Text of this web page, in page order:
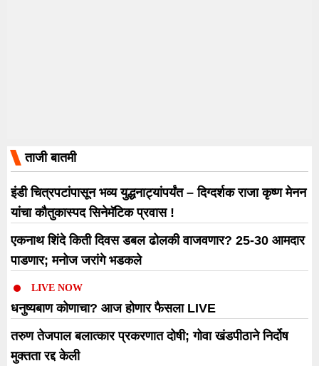
ताजी बातमी
इंडी चित्रपटांपासून भव्य युद्धनाट्यांपर्यंत – दिग्दर्शक राजा कृष्ण मेनन
यांचा कौतुकास्पद सिनेमॅटिक प्रवास !
एकनाथ शिंदे किती दिवस डबल ढोलकी वाजवणार? 25-30 आमदार
पाडणार; मनोज जरांगे भडकले
LIVE NOW
धनुष्यबाण कोणाचा? आज होणार फैसला LIVE
तरुण तेजपाल बलात्कार प्रकरणात दोषी; गोवा खंडपीठाने निर्दोष
मुक्तता रद्द केली